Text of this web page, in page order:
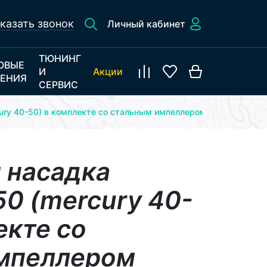
звонок Личный кабинет
ТЮНИНГ
И
СЕРВИС
Акции
40-50) в комплекте со стальным импеллером
(mercury 40-
со